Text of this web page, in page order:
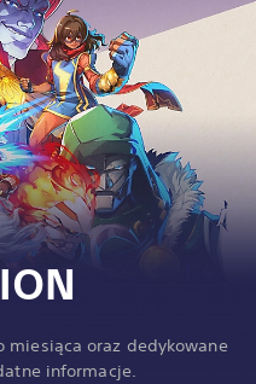
miesiąca oraz dedykowane
informacje.